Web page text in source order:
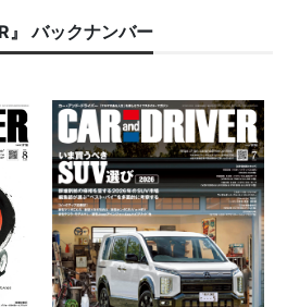
』 バックナンバー